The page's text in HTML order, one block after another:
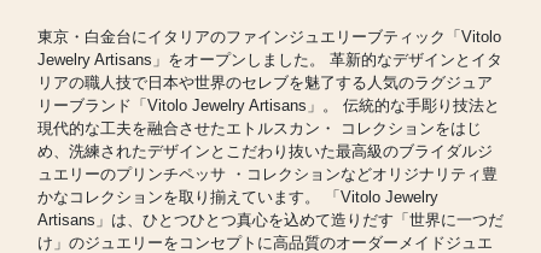
東京・白金台にイタリアのファインジュエリーブティック「Vitolo
Jewelry Artisans」をオープンしました。 革新的なデザインとイタ
リアの職人技で日本や世界のセレブを魅了する人気のラグジュア
リーブランド「Vitolo Jewelry Artisans」。 伝統的な手彫り技法と
現代的な工夫を融合させたエトルスカン・ コレクションをはじ
め、洗練されたデザインとこだわり抜いた最高級のブライダルジ
ュエリーのプリンチペッサ ・コレクションなどオリジナリティ豊
かなコレクションを取り揃えています。 「Vitolo Jewelry
Artisans」は、ひとつひとつ真心を込めて造りだす「世界に一つだ
け」のジュエリーをコンセプトに高品質のオーダーメイドジュエ